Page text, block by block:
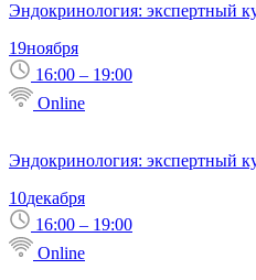
Эндокринология: экспертный
19ноября
16:00 – 19:00
Online
Эндокринология: экспертный
10декабря
16:00 – 19:00
Online